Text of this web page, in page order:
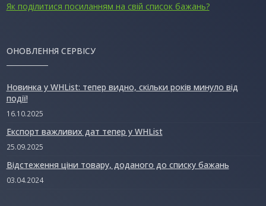
Як поділитися посиланням на свій список бажань?
ОНОВЛЕННЯ СЕРВІСУ
Новинка у WHList: тепер видно, скільки років минуло від
події!
16.10.2025
Експорт важливих дат тепер у WHList
25.09.2025
Відстеження ціни товару, доданого до списку бажань
03.04.2024